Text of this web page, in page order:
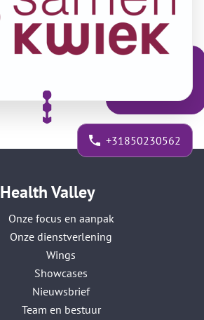
+31850230562
Health Valley
Onze focus en aanpak
Onze dienstverlening
Wings
Showcases
Nieuwsbrief
Team en bestuur